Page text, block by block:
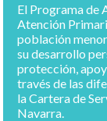
El Programa de
Atención
población
su desarrollo
protección,
través de las
la Cartera de
Navarra.